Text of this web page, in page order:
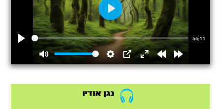
56:11
Mute Settings
PIP
EnterRewindForward
Play
נגן אודיו